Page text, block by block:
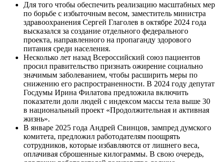
Для того чтобы обеспечить реализацию масштабных мер
по борьбе с избыточным весом, заместитель министра
здравоохранения Сергей Глаголев в октябре 2024 года
высказался за создание отдельного федерального
проекта, направленного на пропаганду здорового
питания среди населения.
Несколько лет назад Всероссийский союз пациентов
просил правительство признать ожирение социально
значимым заболеванием, чтобы расширить меры по
снижению его распространенности. В 2024 году депутат
Госдумы Ирина Филатова предложила включить
показатели доли людей с индексом массы тела выше 30
в национальный проект «Продолжительная и активная
жизнь».
В январе 2025 года Андрей Свинцов, зампред думского
комитета, предложил работодателям поощрять
сотрудников, которые избавляются от лишнего веса,
оплачивая сброшенные килограммы. В свою очередь,